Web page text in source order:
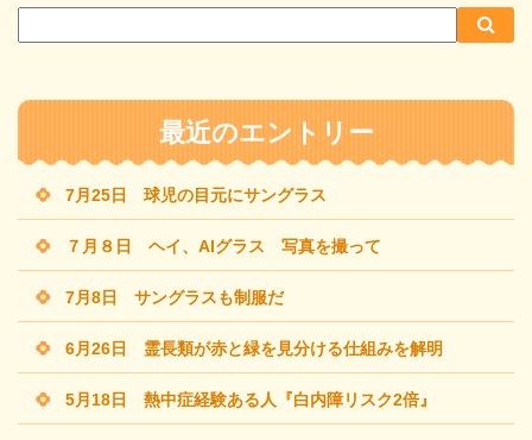
イ
内
索
索
最近のエントリー
7月25日 球児の目元にサングラス
７月８日 ヘイ、AIグラス 写真を撮って
7月8日 サングラスも制服だ
6月26日 霊長類が赤と緑を見分ける仕組みを解明
5月18日 熱中症経験ある人『白内障リスク2倍』